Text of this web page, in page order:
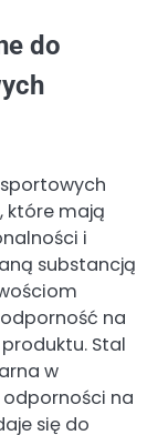
do
które mają
i
substancją
na
Stal
w
na
się do